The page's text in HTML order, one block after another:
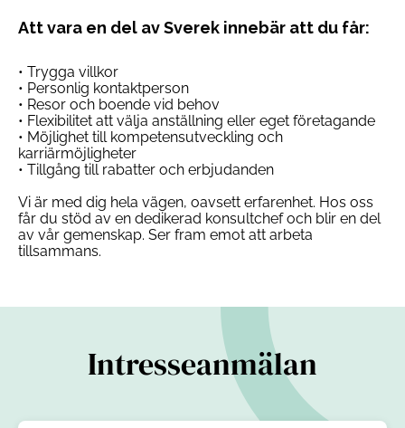
Att vara en del av Sverek innebär att du får:
• Trygga villkor
• Personlig kontaktperson
• Resor och boende vid behov
• Flexibilitet att välja anställning eller eget företagande
• Möjlighet till kompetensutveckling och
karriärmöjligheter
• Tillgång till rabatter och erbjudanden
Vi är med dig hela vägen, oavsett erfarenhet. Hos oss
får du stöd av en dedikerad konsultchef och blir en del
av vår gemenskap. Ser fram emot att arbeta
tillsammans.
Intresseanmälan